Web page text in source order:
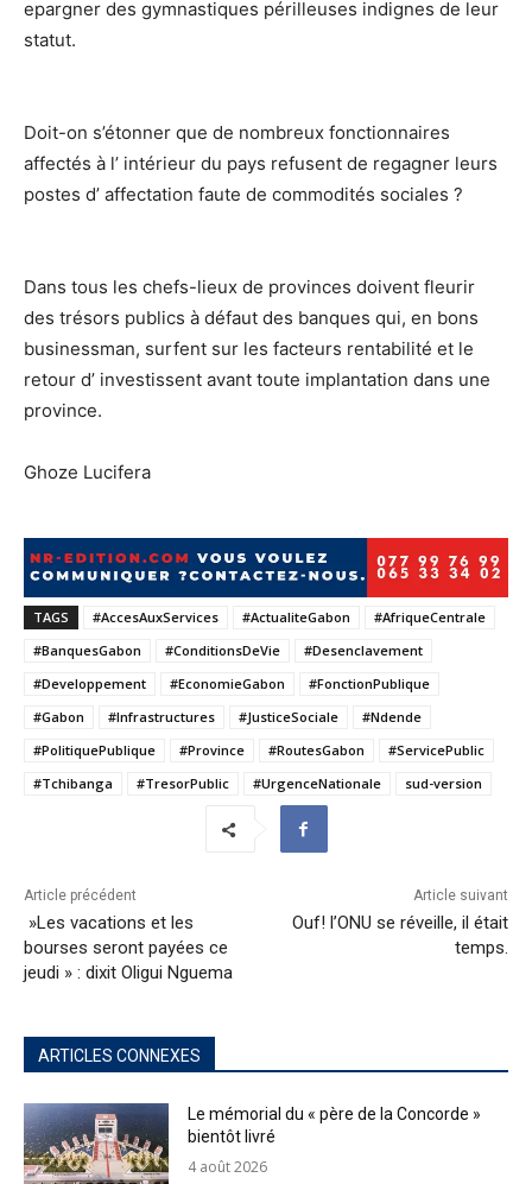
epargner des gymnastiques périlleuses indignes de leur
statut.
Doit-on s’étonner que de nombreux fonctionnaires
affectés à l’ intérieur du pays refusent de regagner leurs
postes d’ affectation faute de commodités sociales ?
Dans tous les chefs-lieux de provinces doivent fleurir
des trésors publics à défaut des banques qui, en bons
businessman, surfent sur les facteurs rentabilité et le
retour d’ investissent avant toute implantation dans une
province.
Ghoze Lucifera
TAGS #AccesAuxServices #ActualiteGabon
#AfriqueCentrale
#BanquesGabon
#ConditionsDeVie
#Desenclavement
#Developpement
#EconomieGabon
#FonctionPublique
#Gabon
#Infrastructures #JusticeSociale
#Ndende
#PolitiquePublique
#Province #RoutesGabon
#ServicePublic
#Tchibanga
#TresorPublic #UrgenceNationale sud-version
Article précédent
»Les vacations et les
bourses seront payées ce
jeudi » : dixit Oligui Nguema
Article suivant
Ouf! l’ONU se réveille, il était
temps.
ARTICLES CONNEXES
Le mémorial du « père de la Concorde »
bientôt livré
4 août 2026